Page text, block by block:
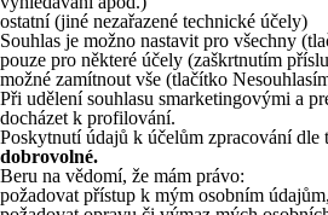
ostatní (jiné nezařazené technické účely)
Souhlas je možno nastavit pro všechny
pouze pro některé účely (zaškrtnutím
možné zamítnout vše (tlačítko
Při udělení souhlasu smarketingovými a
docházet k profilování.
Poskytnutí údajů k účelům zpracování dle
dobrovolné.
Beru na vědomí, že mám právo:
požadovat přístup k mým osobním údajům,